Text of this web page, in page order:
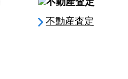
不動産査定